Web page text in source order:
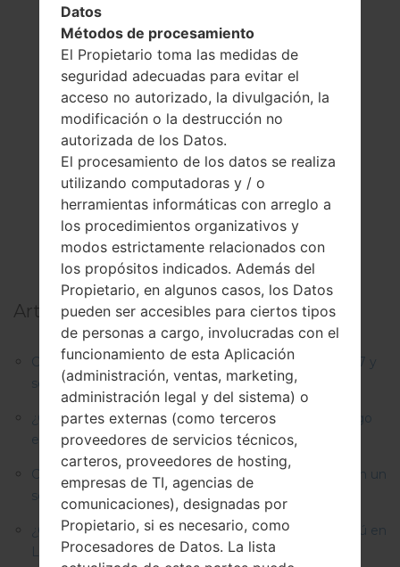
Artículos principales:
Cómo hacer Reinicio Completo en LG G3, G4, G5 , G7 y
series similares?
¿Cómo restablecer datos de fábrica a través del código
en LG G3, G4, G5, G7 y seres similares?
Cómo rootear cualquier dispositivo Android de LG con un
solo clic?
¿Cómo restablecer datos de fábrica a través del menú en
LG G3, G4, G5, G7 y seres similares?
Datos
Métodos de procesamiento
El Propietario toma las medidas de
seguridad adecuadas para evitar el
acceso no autorizado, la divulgación, la
modificación o la destrucción no
autorizada de los Datos.
El procesamiento de los datos se realiza
utilizando computadoras y / o
herramientas informáticas con arreglo a
los procedimientos organizativos y
modos estrictamente relacionados con
los propósitos indicados. Además del
Propietario, en algunos casos, los Datos
pueden ser accesibles para ciertos tipos
de personas a cargo, involucradas con el
funcionamiento de esta Aplicación
(administración, ventas, marketing,
administración legal y del sistema) o
partes externas (como terceros
proveedores de servicios técnicos,
carteros, proveedores de hosting,
empresas de TI, agencias de
comunicaciones), designadas por
Propietario, si es necesario, como
Procesadores de Datos. La lista